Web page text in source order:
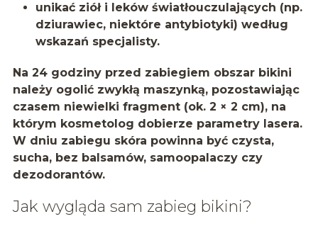
unikać ziół i leków światłouczulających (np.
dziurawiec, niektóre antybiotyki) według
wskazań specjalisty.
Na 24 godziny przed zabiegiem obszar bikini
należy ogolić zwykłą maszynką, pozostawiając
czasem niewielki fragment (ok. 2 × 2 cm), na
którym kosmetolog dobierze parametry lasera.
W dniu zabiegu skóra powinna być czysta,
sucha, bez balsamów, samoopalaczy czy
dezodorantów.
Jak wygląda sam zabieg bikini?